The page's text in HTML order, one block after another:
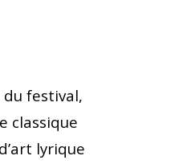
festival,
classique
lyrique